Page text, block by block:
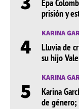
Epa
prisión y
4 KARINA
Lluvia de
su hijo
5 KARINA
Karina
de género;